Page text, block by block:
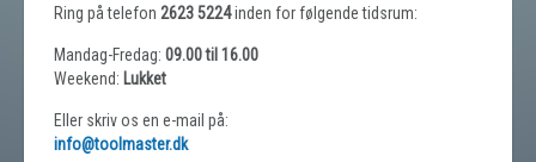
Ring på telefon 2623 5224inden for følgende tidsrum:
Mandag-Fredag: 09.00 til 16.00
Weekend: Lukket
Eller skriv os en e-mail på:
info@toolmaster.dk